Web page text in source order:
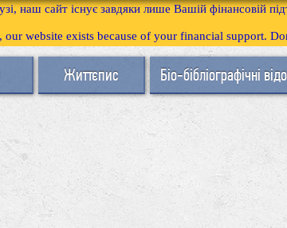
наш сайт існує завдяки лише Вашій фінансовій
our website exists because of your financial support.
Життєпис Біо-бібліографічні